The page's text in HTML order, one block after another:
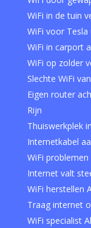
WiFi in de tuin
WiFi voor Tesla
WiFi in carport
WiFi op zolder
Slechte WiFi
Eigen router
Rijn
Thuiswerkplek
Internetkabel
WiFi
Internet valt
WiFi herstellen
Traag internet
WiFi specialist